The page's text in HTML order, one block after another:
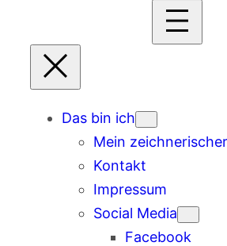
Das bin ich
Mein
Kontakt
Impressum
Social Media
Facebook